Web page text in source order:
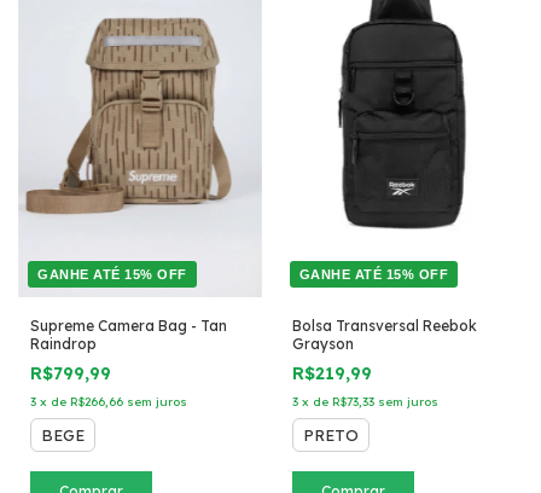
GANHE ATÉ 15% OFF
Supreme Camera Bag - Tan
Raindrop
R$799,99
3 x de R$266,66 sem juros
BEGE
GANHE ATÉ 15% OFF
Bolsa Transversal Reebok
Grayson
R$219,99
3 x de R$73,33 sem juros
PRETO